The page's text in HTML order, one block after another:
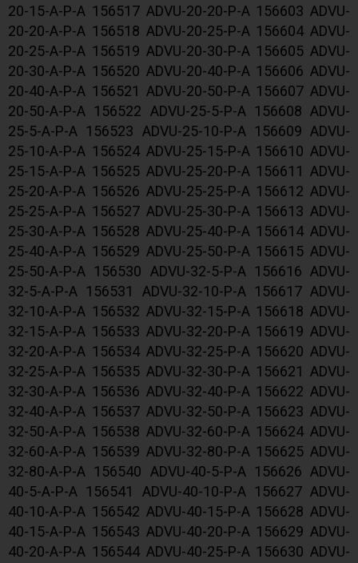
20-15-A-P-A 156517 ADVU-20-20-P-A 156603 ADVU-
20-20-A-P-A 156518 ADVU-20-25-P-A 156604 ADVU-
20-25-A-P-A 156519 ADVU-20-30-P-A 156605 ADVU-
20-30-A-P-A 156520 ADVU-20-40-P-A 156606 ADVU-
20-40-A-P-A 156521 ADVU-20-50-P-A 156607 ADVU-
20-50-A-P-A 156522 ADVU-25-5-P-A 156608 ADVU-
25-5-A-P-A 156523 ADVU-25-10-P-A 156609 ADVU-
25-10-A-P-A 156524 ADVU-25-15-P-A 156610 ADVU-
25-15-A-P-A 156525 ADVU-25-20-P-A 156611 ADVU-
25-20-A-P-A 156526 ADVU-25-25-P-A 156612 ADVU-
25-25-A-P-A 156527 ADVU-25-30-P-A 156613 ADVU-
25-30-A-P-A 156528 ADVU-25-40-P-A 156614 ADVU-
25-40-A-P-A 156529 ADVU-25-50-P-A 156615 ADVU-
25-50-A-P-A 156530 ADVU-32-5-P-A 156616 ADVU-
32-5-A-P-A 156531 ADVU-32-10-P-A 156617 ADVU-
32-10-A-P-A 156532 ADVU-32-15-P-A 156618 ADVU-
32-15-A-P-A 156533 ADVU-32-20-P-A 156619 ADVU-
32-20-A-P-A 156534 ADVU-32-25-P-A 156620 ADVU-
32-25-A-P-A 156535 ADVU-32-30-P-A 156621 ADVU-
32-30-A-P-A 156536 ADVU-32-40-P-A 156622 ADVU-
32-40-A-P-A 156537 ADVU-32-50-P-A 156623 ADVU-
32-50-A-P-A 156538 ADVU-32-60-P-A 156624 ADVU-
32-60-A-P-A 156539 ADVU-32-80-P-A 156625 ADVU-
32-80-A-P-A 156540 ADVU-40-5-P-A 156626 ADVU-
40-5-A-P-A 156541 ADVU-40-10-P-A 156627 ADVU-
40-10-A-P-A 156542 ADVU-40-15-P-A 156628 ADVU-
40-15-A-P-A 156543 ADVU-40-20-P-A 156629 ADVU-
40-20-A-P-A 156544 ADVU-40-25-P-A 156630 ADVU-